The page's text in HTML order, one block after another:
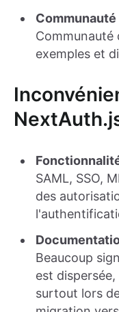
Communauté
exemples et
SAML, SSO,
des
Beaucoup
est
surtout lors